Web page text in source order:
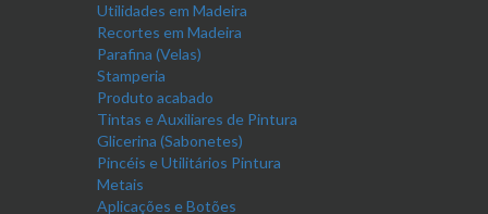
Utilidades em Madeira
Recortes em Madeira
Parafina (Velas)
Stamperia
Produto acabado
Tintas e Auxiliares de Pintura
Glicerina (Sabonetes)
Pincéis e Utilitários Pintura
Metais
Aplicações e Botões